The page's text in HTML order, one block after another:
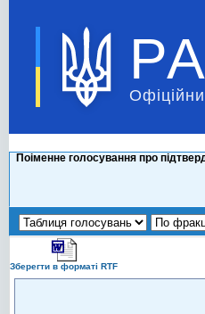
Поіменне голосування про
Зберегти в форматі RTF